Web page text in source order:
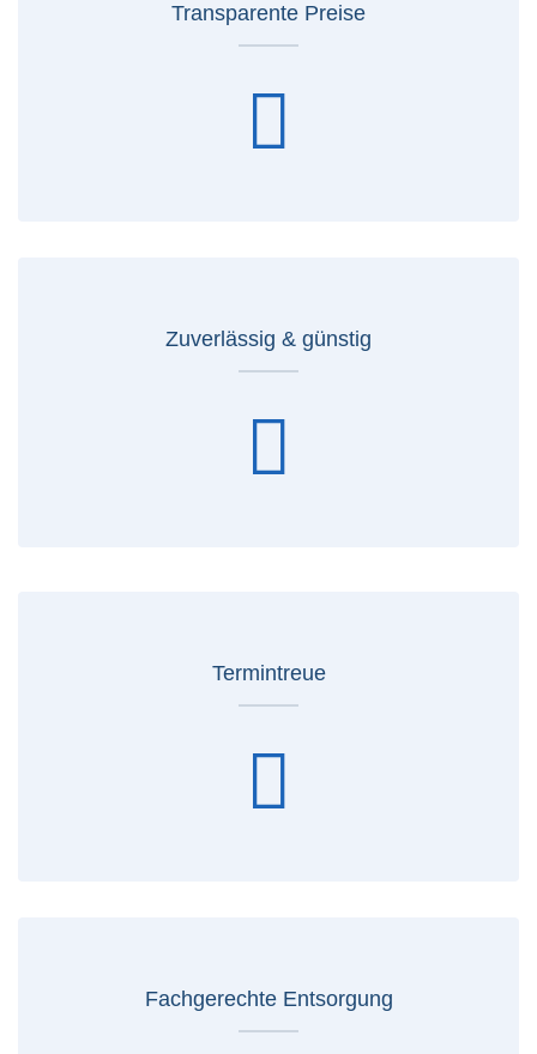
Transparente Preise
Zuverlässig & günstig
Termintreue
Fachgerechte Entsorgung